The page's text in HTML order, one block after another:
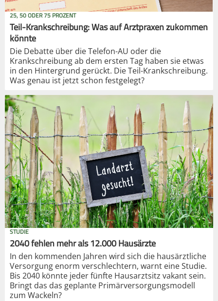
25, 50 ODER 75 PROZENT
Teil-Krankschreibung: Was auf Arztpraxen zukommen
könnte
Die Debatte über die Telefon-AU oder die
Krankschreibung ab dem ersten Tag haben sie etwas
in den Hintergrund gerückt. Die Teil-Krankschreibung.
Was genau ist jetzt schon festgelegt?
STUDIE
2040 fehlen mehr als 12.000 Hausärzte
In den kommenden Jahren wird sich die hausärztliche
Versorgung enorm verschlechtern, warnt eine Studie.
Bis 2040 könnte jeder fünfte Hausarztsitz vakant sein.
Bringt das das geplante Primärversorgungsmodell
zum Wackeln?